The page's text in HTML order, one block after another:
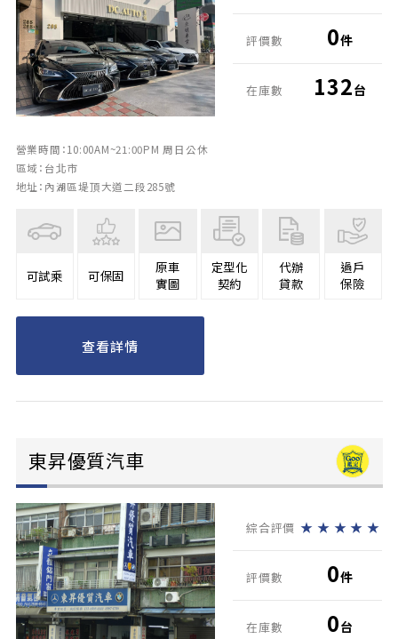
營業時間：10:00AM~21:00PM 周日公休
區域：台北市
地址：內湖區堤頂大道二段285號
評價數 0件
在庫數 132台
可試乘 可保固
原車
實圖
定型化
契約
代辦
貸款
過戶
保險
查看詳情
東昇優質汽車
綜合評價 ★ ★ ★ ★ ★
評價數 0件
在庫數 0台